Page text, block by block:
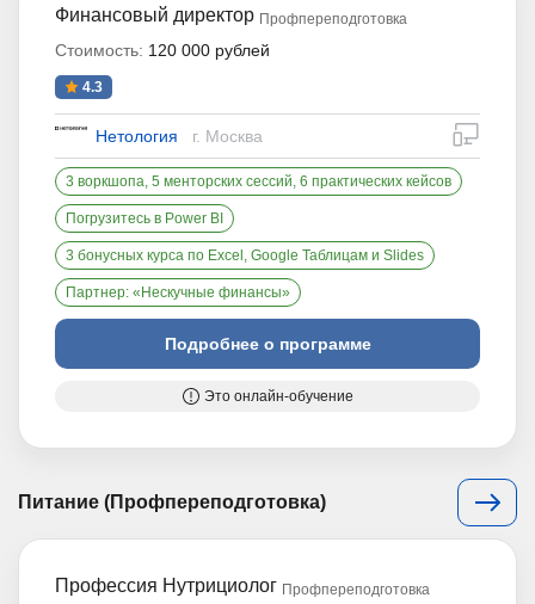
Финансовый директор Профпереподготовка
Стоимость: 120 000 рублей
4.3
Нетология г. Москва
3 воркшопа, 5 менторских сессий, 6 практических кейсов
Погрузитесь в Power BI
3 бонусных курса по Excel, Google Таблицам и Slides
Партнер: «Нескучные финансы»
Подробнее о программе
Это онлайн-обучение
Питание (Профпереподготовка)
Профессия Нутрициолог Профпереподготовка